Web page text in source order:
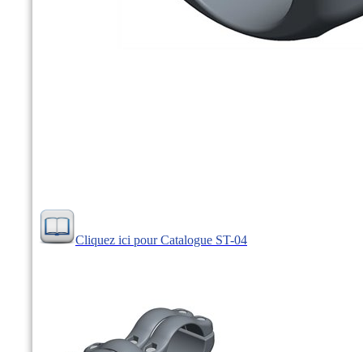
Cliquez ici pour Catalogue ST-04